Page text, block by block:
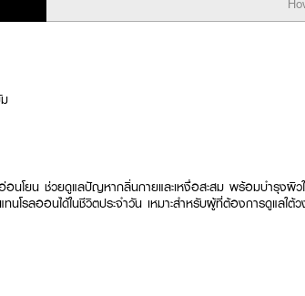
อนโยน ช่วยดูแลปัญหากลิ่นกายและเหงื่อสะสม พร้อมบำรุงผิวใ
นโรลออนได้ในชีวิตประจำวัน เหมาะสำหรับผู้ที่ต้องการดูแลใต้ว